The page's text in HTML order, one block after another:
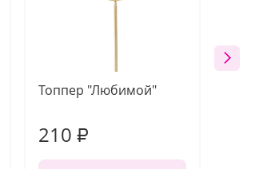
Топпер "Любимой"
210 ₽